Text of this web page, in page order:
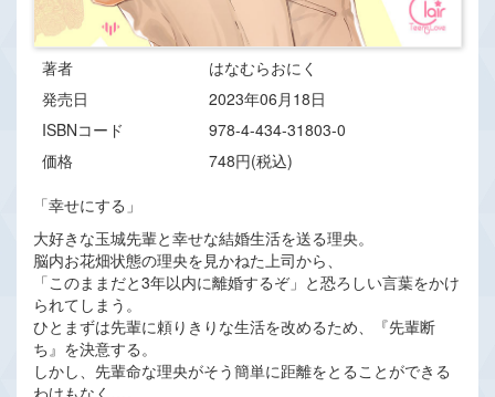
著者
はなむらおにく
発売日
2023年06月18日
ISBNコード
978-4-434-31803-0
価格
748円(税込)
「幸せにする」
大好きな玉城先輩と幸せな結婚生活を送る理央。
脳内お花畑状態の理央を見かねた上司から、
「このままだと3年以内に離婚するぞ」と恐ろしい言葉をかけ
られてしまう。
ひとまずは先輩に頼りきりな生活を改めるため、『先輩断
ち』を決意する。
しかし、先輩命な理央がそう簡単に距離をとることができる